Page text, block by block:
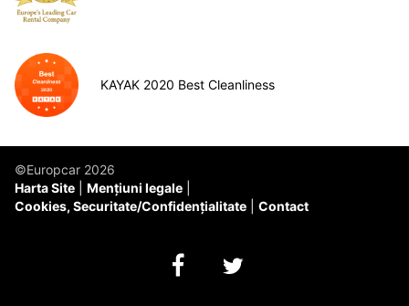
KAYAK 2020 Best Cleanliness
©Europcar 2026
Harta Site
Mențiuni legale
Cookies, Securitate/Confidențialitate
Contact